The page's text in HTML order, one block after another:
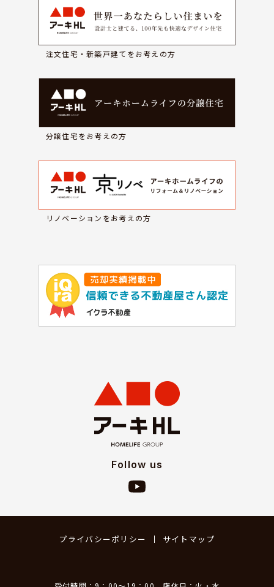
注文住宅・新築戸建てをお考えの方
分譲住宅をお考えの方
リノベーションをお考えの方
Follow us
プライバシーポリシー サイトマップ